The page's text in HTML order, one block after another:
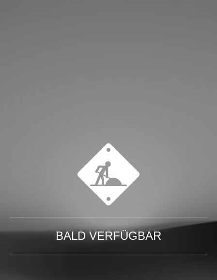
BALD VERFÜGBAR